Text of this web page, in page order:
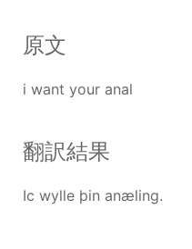
原文
i want your anal
翻訳結果
Ic wylle þin anæling.